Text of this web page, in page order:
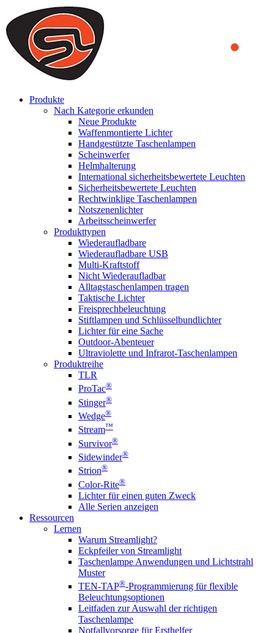
We use cookies to ensure that we provide you the best experience
on our website. By continuing to browse this website, you accept
that cookies are used to help us analyze how the website is used and
to offer you a better experience. To learn more or to find out how
you can disable cookies, you can access our
Produkte
Nach Kategorie erkunden
Neue Produkte
Waffenmontierte Lichter
Handgestützte Taschenlampen
Scheinwerfer
Helmhalterung
International sicherheitsbewertete Leuchten
Sicherheitsbewertete Leuchten
Rechtwinklige Taschenlampen
Notszenenlichter
Arbeitsscheinwerfer
Produkttypen
Wiederaufladbare
Wiederaufladbare USB
Multi-Kraftstoff
Nicht Wiederaufladbar
Alltagstaschenlampen tragen
Taktische Lichter
Freisprechbeleuchtung
Stiftlampen und Schlüsselbundlichter
Lichter für eine Sache
Outdoor-Abenteuer
Ultraviolette und Infrarot-Taschenlampen
Produktreihe
TLR
ProTac®
Stinger®
Wedge®
Stream™
Survivor®
Sidewinder®
Strion®
Color-Rite®
Lichter für einen guten Zweck
Alle Serien anzeigen
Ressourcen
Lernen
Warum Streamlight?
Eckpfeiler von Streamlight
Taschenlampe Anwendungen und Lichtstrahl
Muster
TEN-TAP®-Programmierung für flexible
Beleuchtungsoptionen
Leitfaden zur Auswahl der richtigen
Taschenlampe
Notfallvorsorge für Ersthelfer